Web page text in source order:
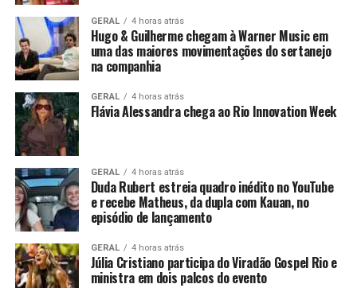
GERAL 4 horas atrás
Hugo & Guilherme chegam à Warner Music em
uma das maiores movimentações do sertanejo
na companhia
GERAL 4 horas atrás
Flávia Alessandra chega ao Rio Innovation Week
GERAL 4 horas atrás
Duda Rubert estreia quadro inédito no YouTube
e recebe Matheus, da dupla com Kauan, no
episódio de lançamento
GERAL 4 horas atrás
Júlia Cristiano participa do Viradão Gospel Rio e
ministra em dois palcos do evento